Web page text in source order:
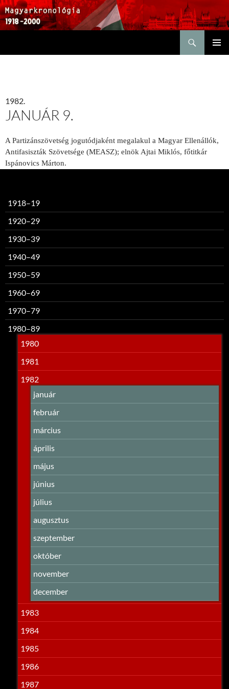
1982.
JANUÁR 9.
A Partizánszövetség jogutódjaként megalakul a Magyar Ellenállók,
Antifasiszták Szövetsége (MEASZ); elnök Ajtai Miklós, főtitkár
Ispánovics Márton.
1918–19
1920–29
1930–39
1940–49
1950–59
1960–69
1970–79
1980–89
1980
1981
1982
január
február
március
április
május
június
július
augusztus
szeptember
október
november
december
1983
1984
1985
1986
1987